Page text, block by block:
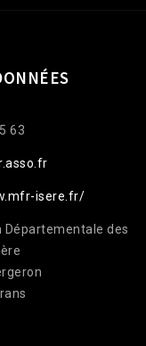
63
isere.fr/
Départementale des